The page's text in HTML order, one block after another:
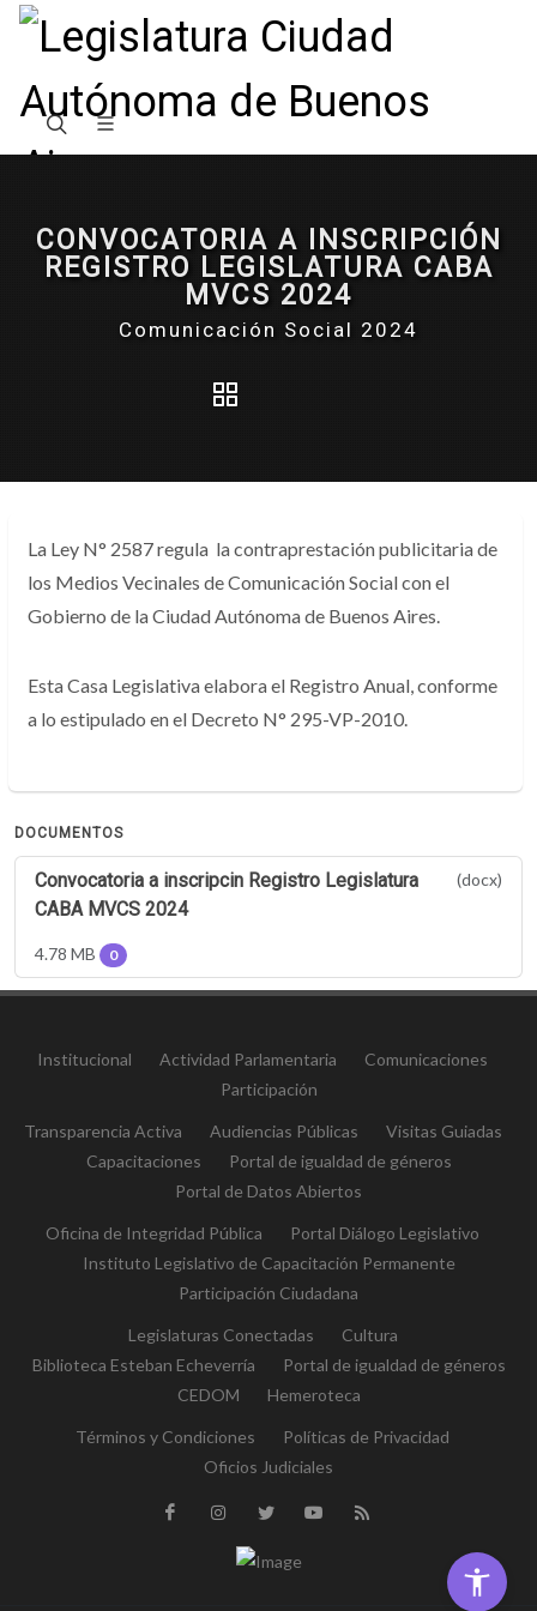
CONVOCATORIA A INSCRIPCIÓN
REGISTRO LEGISLATURA CABA
MVCS 2024
Comunicación Social 2024
La Ley N° 2587 regula la contraprestación publicitaria de
los Medios Vecinales de Comunicación Social con el
Gobierno de la Ciudad Autónoma de Buenos Aires.
Esta Casa Legislativa elabora el Registro Anual, conforme
a lo estipulado en el Decreto N° 295-VP-2010.
DOCUMENTOS
Convocatoria a inscripcin Registro Legislatura
CABA MVCS 2024
(docx)
4.78 MB 0
Institucional Actividad Parlamentaria
Comunicaciones
Participación
Transparencia Activa Audiencias Públicas
Visitas Guiadas
Capacitaciones
Portal de igualdad de géneros
Portal de Datos Abiertos
Oficina de Integridad Pública
Portal Diálogo Legislativo
Instituto Legislativo de Capacitación Permanente
Participación Ciudadana
Legislaturas Conectadas
Cultura
Biblioteca Esteban Echeverría
Portal de igualdad de géneros
CEDOM
Hemeroteca
Términos y Condiciones
Políticas de Privacidad
Oficios Judiciales